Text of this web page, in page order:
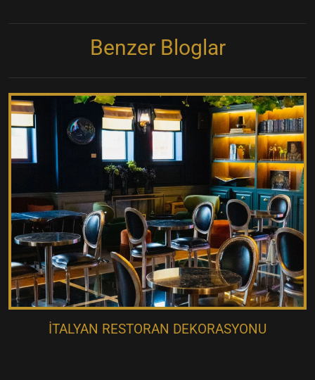
Benzer Bloglar
İTALYAN RESTORAN DEKORASYONU